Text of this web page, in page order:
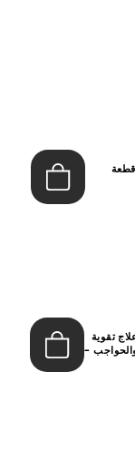
1 علاج تقوية
–